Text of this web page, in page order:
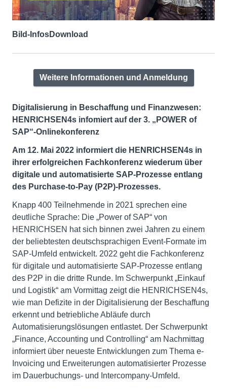
Bild-InfosDownload
Weitere Informationen und Anmeldung
Digitalisierung in Beschaffung und Finanzwesen:
HENRICHSEN4s infomiert auf der 3. „POWER of
SAP“-Onlinekonferenz
Am 12. Mai 2022 informiert die HENRICHSEN4s in
ihrer erfolgreichen Fachkonferenz wiederum über
digitale und automatisierte SAP-Prozesse entlang
des Purchase-to-Pay (P2P)-Prozesses.
Knapp 400 Teilnehmende in 2021 sprechen eine
deutliche Sprache: Die „Power of SAP“ von
HENRICHSEN hat sich binnen zwei Jahren zu einem
der beliebtesten deutschsprachigen Event-Formate im
SAP-Umfeld entwickelt. 2022 geht die Fachkonferenz
für digitale und automatisierte SAP-Prozesse entlang
des P2P in die dritte Runde. Im Schwerpunkt „Einkauf
und Logistik“ am Vormittag zeigt die HENRICHSEN4s,
wie man Defizite in der Digitalisierung der Beschaffung
erkennt und betriebliche Abläufe durch
Automatisierungslösungen entlastet. Der Schwerpunkt
„Finance, Accounting und Controlling“ am Nachmittag
informiert über neueste Entwicklungen zum Thema e-
Invoicing und Erweiterungen automatisierter Prozesse
im Dauerbuchungs- und Intercompany-Umfeld.